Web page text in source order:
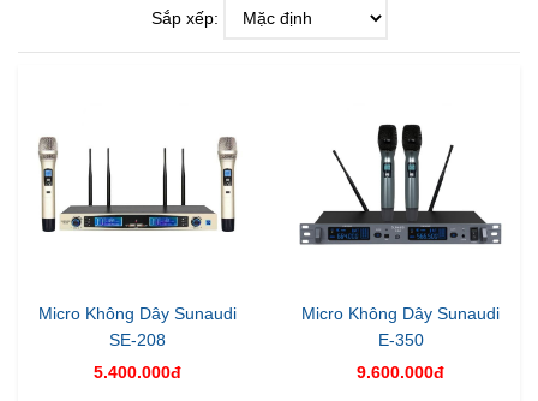
Sắp xếp:
Micro Không Dây Sunaudi
SE-208
5.400.000đ
Micro Không Dây Sunaudi
E-350
9.600.000đ